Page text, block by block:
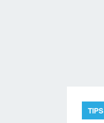
TIPS